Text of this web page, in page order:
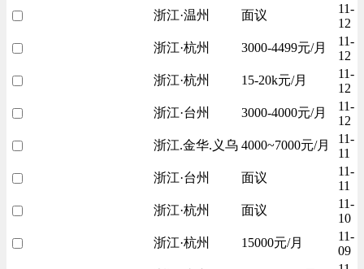
浙江·温州
面议
11-
12
浙江·杭州
3000-4499元/月
11-
12
浙江·杭州
15-20k元/月
11-
12
浙江·台州
3000-4000元/月
11-
12
浙江.金华.义乌 4000~7000元/月
11-
11
浙江·台州
面议
11-
11
浙江·杭州
面议
11-
10
浙江·杭州
15000元/月
11-
09